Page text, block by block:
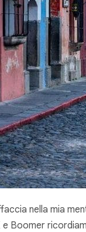
nella mia
Boomer